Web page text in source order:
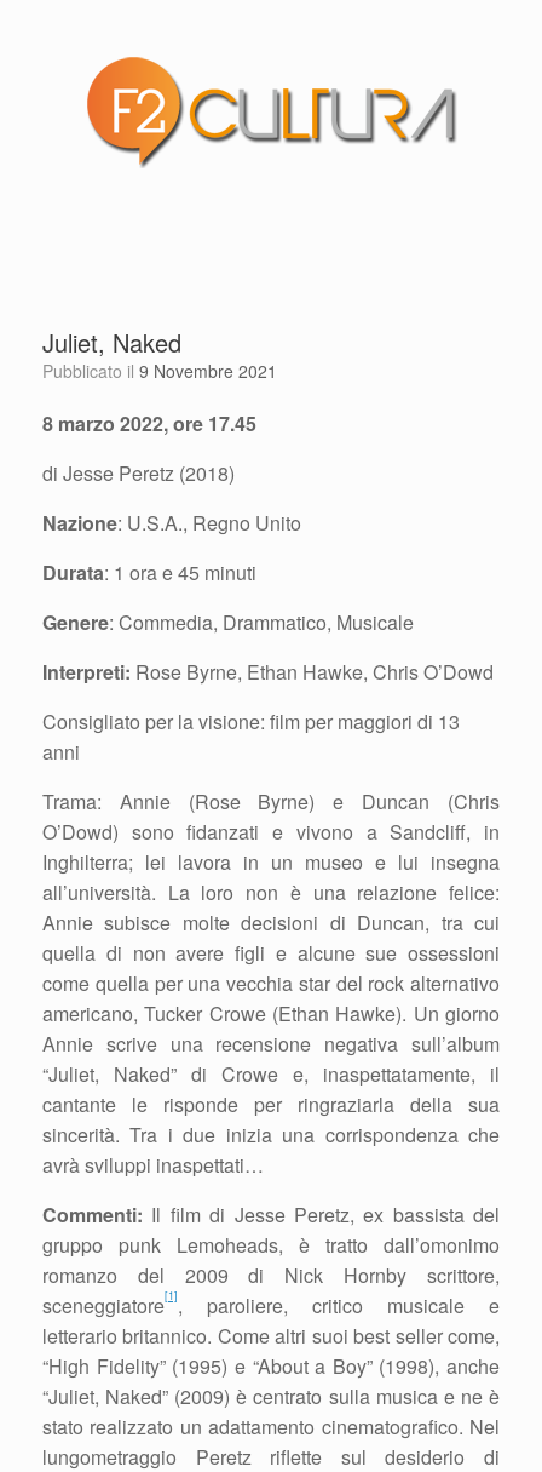
Juliet, Naked
Pubblicato il 9 Novembre 2021
8 marzo 2022, ore 17.45
di Jesse Peretz (2018)
Nazione: U.S.A., Regno Unito
Durata: 1 ora e 45 minuti
Genere: Commedia, Drammatico, Musicale
Interpreti: Rose Byrne, Ethan Hawke, Chris O’Dowd
Consigliato per la visione: film per maggiori di 13
anni
Trama: Annie (Rose Byrne) e Duncan (Chris
O’Dowd) sono fidanzati e vivono a Sandcliff, in
Inghilterra; lei lavora in un museo e lui insegna
all’università. La loro non è una relazione felice:
Annie subisce molte decisioni di Duncan, tra cui
quella di non avere figli e alcune sue ossessioni
come quella per una vecchia star del rock alternativo
americano, Tucker Crowe (Ethan Hawke). Un giorno
Annie scrive una recensione negativa sull’album
“Juliet, Naked” di Crowe e, inaspettatamente, il
cantante le risponde per ringraziarla della sua
sincerità. Tra i due inizia una corrispondenza che
avrà sviluppi inaspettati…
Commenti: Il film di Jesse Peretz, ex bassista del
gruppo punk Lemoheads, è tratto dall’omonimo
romanzo del 2009 di Nick Hornby scrittore,
sceneggiatore[1], paroliere, critico musicale e
letterario britannico. Come altri suoi best seller come,
“High Fidelity” (1995) e “About a Boy” (1998), anche
“Juliet, Naked” (2009) è centrato sulla musica e ne è
stato realizzato un adattamento cinematografico. Nel
lungometraggio Peretz riflette sul desiderio di